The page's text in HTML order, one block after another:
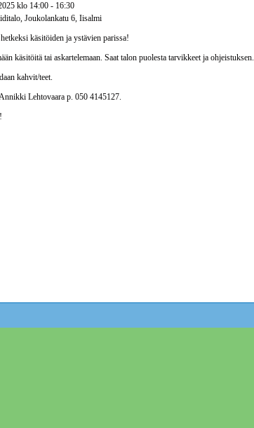
klo 14:00 - 16:30
Joukolankatu 6, Iisalmi
käsitöiden ja ystävien parissa!
käsitöitä tai askartelemaan. Saat talon puolesta tarvikkeet ja ohjeistuksen.
kahvit/teet.
Lehtovaara p. 050 4145127.